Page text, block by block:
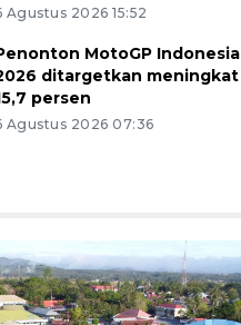
Agustus 2026 15:52
MotoGP Indonesia
ditargetkan meningkat
persen
Agustus 2026 07:36